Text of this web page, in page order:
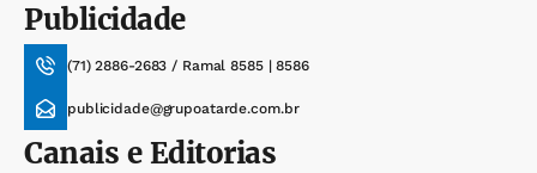
Publicidade
(71) 2886-2683 / Ramal 8585 | 8586
publicidade@grupoatarde.com.br
Canais e Editorias